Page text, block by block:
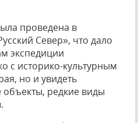
проведена в
Север», что дало
экспедиции
с историко-культурным
но и увидеть
редкие виды